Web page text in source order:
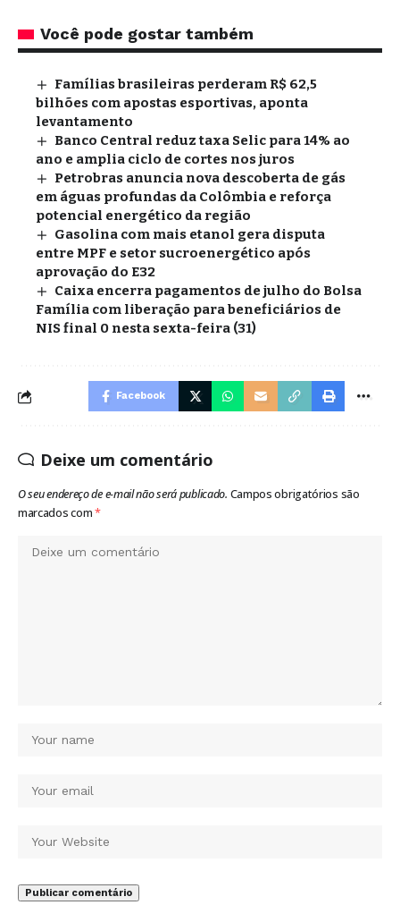
Você pode gostar também
Famílias brasileiras perderam R$ 62,5
bilhões com apostas esportivas, aponta
levantamento
Banco Central reduz taxa Selic para 14% ao
ano e amplia ciclo de cortes nos juros
Petrobras anuncia nova descoberta de gás
em águas profundas da Colômbia e reforça
potencial energético da região
Gasolina com mais etanol gera disputa
entre MPF e setor sucroenergético após
aprovação do E32
Caixa encerra pagamentos de julho do Bolsa
Família com liberação para beneficiários de
NIS final 0 nesta sexta-feira (31)
Facebook
Deixe um comentário
O seu endereço de e-mail não será publicado. Campos obrigatórios são
marcados com*